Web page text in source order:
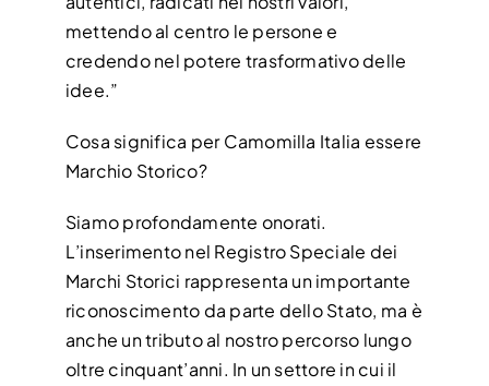
mettendo al centro le persone e
credendo nel potere trasformativo delle
idee.”
Cosa significa per Camomilla Italia essere
Marchio Storico?
Siamo profondamente onorati.
L’inserimento nel Registro Speciale dei
Marchi Storici rappresenta un importante
riconoscimento da parte dello Stato, ma è
anche un tributo al nostro percorso lungo
oltre cinquant’anni. In un settore in cui il